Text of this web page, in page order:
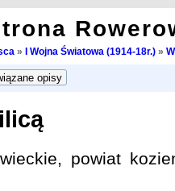
» I Wojna Światowa (1914-18r.)»
powiat